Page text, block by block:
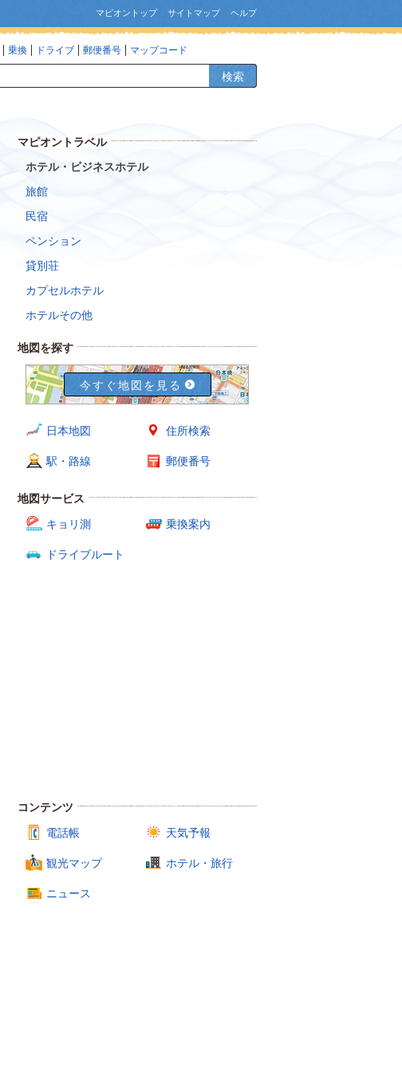
マピオントップ サイトマップ ヘルプ
乗換 ドライブ 郵便番号 マップコード
検索
マピオントラベル
ホテル・ビジネスホテル
旅館
民宿
ペンション
貸別荘
カプセルホテル
ホテルその他
地図を探す
今すぐ地図を見る
日本地図 住所検索
駅・路線 郵便番号
地図サービス
キョリ測
乗換案内
ドライブルート
コンテンツ
電話帳
天気予報
観光マップ ホテル・旅行
ニュース